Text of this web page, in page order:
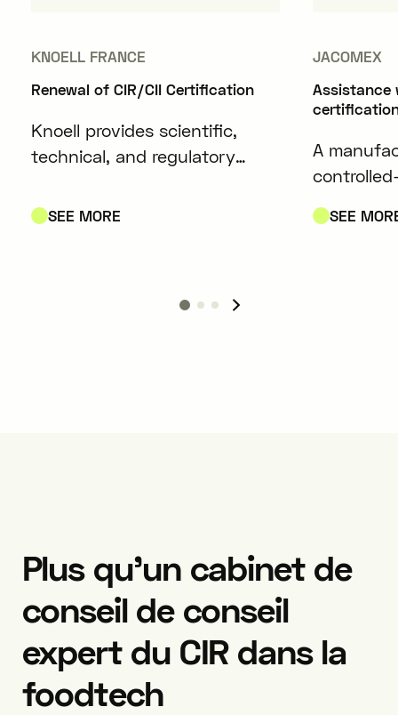
KNOELL FRANCE
Renewal of CIR/CII Certification
Knoell provides scientific,
technical, and regulatory
chemical, crop protection,
SEE MORE
JACOMEX
Assistance
A
the
SEE
Plus qu’un cabinet de
conseil de conseil
expert du CIR dans la
foodtech